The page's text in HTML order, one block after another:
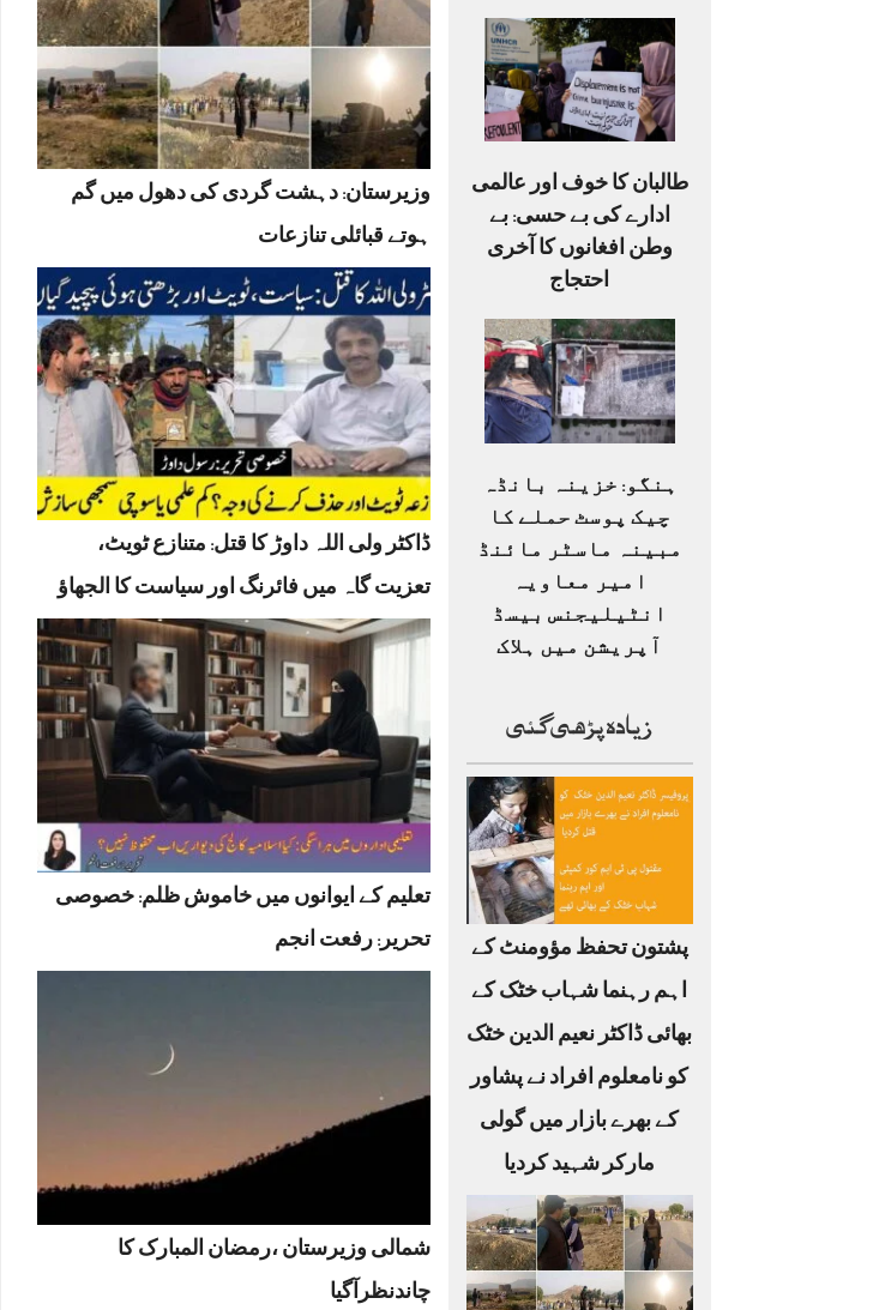
وزیرستان: دہشت گردی کی دھول میں گم
ہوتے قبائلی تنازعات
ڈاکٹر ولی اللہ داوڑ کا قتل: متنازع ٹویٹ،
تعزیت گاہ میں فائرنگ اور سیاست کا الجھاؤ
تعلیم کے ایوانوں میں خاموش ظلم: خصوصی
تحریر: رفعت انجم
شمالی وزیرستان ،رمضان المبارک کا
چاندنظرآگیا
طالبان کا خوف اور عالمی
ادارے کی بے حسی: بے
وطن افغانوں کا آخری
احتجاج
ہنگو: خزینہ بانڈہ
چیک پوسٹ حملے کا
مبینہ ماسٹر مائنڈ
امیر معاویہ
انٹیلیجنس بیسڈ
آپریشن میں ہلاک
زیادہ پڑھی گئی
پشتون تحفظ مؤومنٹ کے
اہم رہنما شہاب خٹک کے
بھائی ڈاکٹر نعیم الدین خٹک
کو نامعلوم افراد نے پشاور
کے بھرے بازار میں گولی
مارکر شہید کردیا